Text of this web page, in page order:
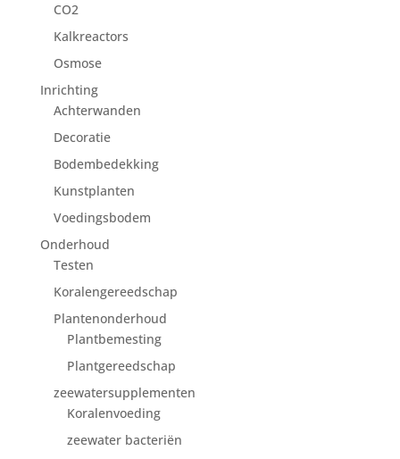
CO2
Kalkreactors
Osmose
Inrichting
Achterwanden
Decoratie
Bodembedekking
Kunstplanten
Voedingsbodem
Onderhoud
Testen
Koralengereedschap
Plantenonderhoud
Plantbemesting
Plantgereedschap
zeewatersupplementen
Koralenvoeding
zeewater bacteriën